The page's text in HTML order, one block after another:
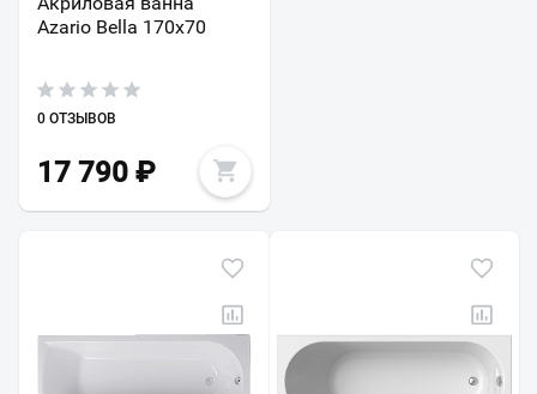
Azario Bella 170х70
0 ОТЗЫВОВ
17 790 ₽